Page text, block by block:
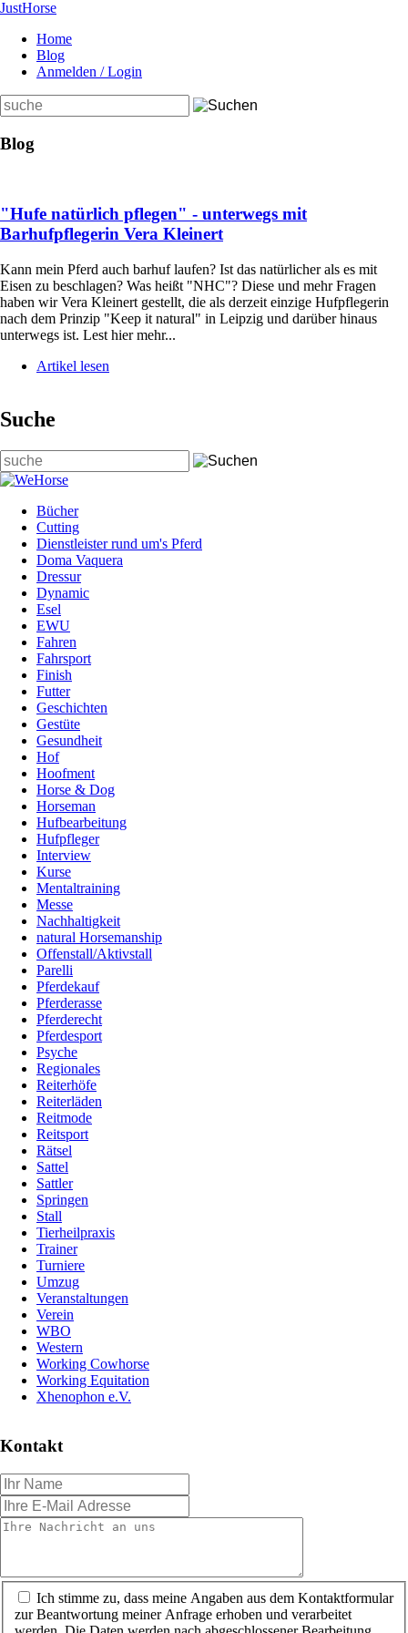
JustHorse
Home
Blog
Anmelden / Login
Suchbegriffe
Blog
"Hufe natürlich pflegen" - unterwegs mit
Barhufpflegerin Vera Kleinert
Kann mein Pferd auch barhuf laufen? Ist das natürlicher als es mit
Eisen zu beschlagen? Was heißt "NHC"? Diese und mehr Fragen
haben wir Vera Kleinert gestellt, die als derzeit einzige Hufpflegerin
nach dem Prinzip "Keep it natural" in Leipzig und darüber hinaus
unterwegs ist. Lest hier mehr...
Artikel lesen
Suche
Suchbegriffe
Bücher
Cutting
Dienstleister rund um's Pferd
Doma Vaquera
Dressur
Dynamic
Esel
EWU
Fahren
Fahrsport
Finish
Futter
Geschichten
Gestüte
Gesundheit
Hof
Hoofment
Horse & Dog
Horseman
Hufbearbeitung
Hufpfleger
Interview
Kurse
Mentaltraining
Messe
Nachhaltigkeit
natural Horsemanship
Offenstall/Aktivstall
Parelli
Pferdekauf
Pferderasse
Pferderecht
Pferdesport
Psyche
Regionales
Reiterhöfe
Reiterläden
Reitmode
Reitsport
Rätsel
Sattel
Sattler
Springen
Stall
Tierheilpraxis
Trainer
Turniere
Umzug
Veranstaltungen
Verein
WBO
Western
Working Cowhorse
Working Equitation
Xhenophon e.V.
Kontakt
Ich stimme zu, dass meine Angaben aus dem Kontaktformular
zur Beantwortung meiner Anfrage erhoben und verarbeitet